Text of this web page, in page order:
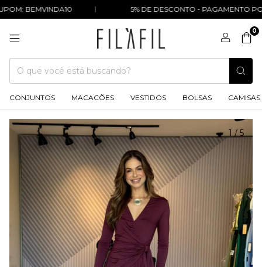
BEMVINDA10 5% DE DESCONTO - PAGAMENTO POR
0
CONJUNTOS MACACÕES VESTIDOS BOLSAS CAMISAS
1/5